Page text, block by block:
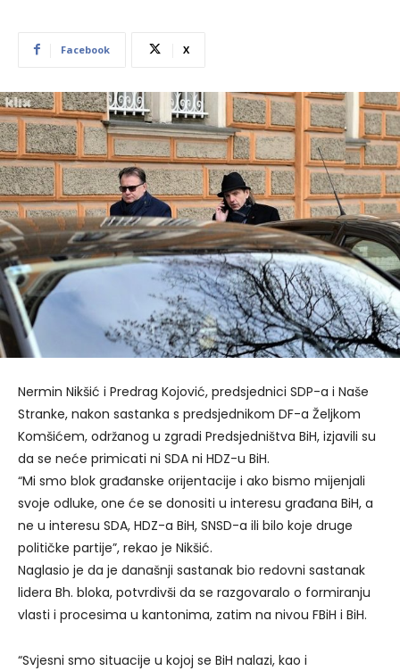
Facebook X
Nermin Nikšić i Predrag Kojović, predsjednici SDP-a i Naše
Stranke, nakon sastanka s predsjednikom DF-a Željkom
Komšićem, održanog u zgradi Predsjedništva BiH, izjavili su
da se neće primicati ni SDA ni HDZ-u BiH.
“Mi smo blok građanske orijentacije i ako bismo mijenjali
svoje odluke, one će se donositi u interesu građana BiH, a
ne u interesu SDA, HDZ-a BiH, SNSD-a ili bilo koje druge
političke partije”, rekao je Nikšić.
Naglasio je da je današnji sastanak bio redovni sastanak
lidera Bh. bloka, potvrdivši da se razgovaralo o formiranju
vlasti i procesima u kantonima, zatim na nivou FBiH i BiH.
“Svjesni smo situacije u kojoj se BiH nalazi, kao i